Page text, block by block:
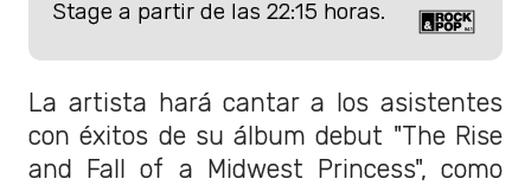
Stage a partir de las 22:15 horas.
La artista hará cantar a los asistentes
con éxitos de su álbum debut "The Rise
and Fall of a Midwest Princess", como